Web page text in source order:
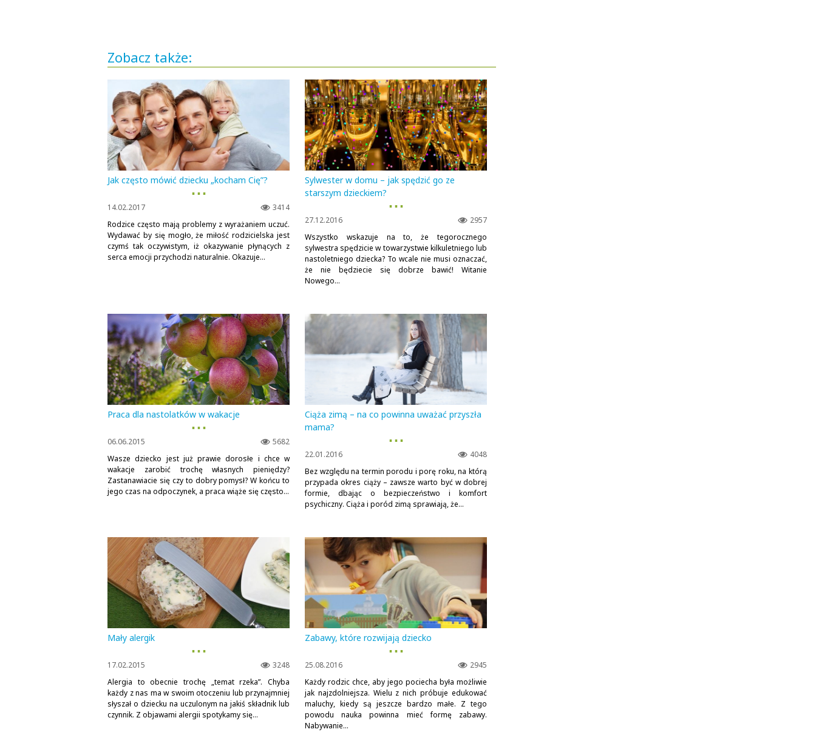
Zobacz także:
Jak często mówić dziecku „kocham Cię”?
▪ ▪ ▪
3414
14.02.2017
Rodzice często mają problemy z wyrażaniem uczuć.
Wydawać by się mogło, że miłość rodzicielska jest
czymś tak oczywistym, iż okazywanie płynących z
serca emocji przychodzi naturalnie. Okazuje...
Sylwester w domu – jak spędzić go ze
starszym dzieckiem?
▪ ▪ ▪
2957
27.12.2016
Wszystko wskazuje na to, że tegorocznego
sylwestra spędzicie w towarzystwie kilkuletniego lub
nastoletniego dziecka? To wcale nie musi oznaczać,
że nie będziecie się dobrze bawić! Witanie
Nowego...
Praca dla nastolatków w wakacje
▪ ▪ ▪
5682
06.06.2015
Wasze dziecko jest już prawie dorosłe i chce w
wakacje zarobić trochę własnych pieniędzy?
Zastanawiacie się czy to dobry pomysł? W końcu to
jego czas na odpoczynek, a praca wiąże się często...
Ciąża zimą – na co powinna uważać przyszła
mama?
▪ ▪ ▪
4048
22.01.2016
Bez względu na termin porodu i porę roku, na którą
przypada okres ciąży – zawsze warto być w dobrej
formie, dbając o bezpieczeństwo i komfort
psychiczny. Ciąża i poród zimą sprawiają, że...
Mały alergik
▪ ▪ ▪
3248
17.02.2015
Alergia to obecnie trochę „temat rzeka”. Chyba
każdy z nas ma w swoim otoczeniu lub przynajmniej
słyszał o dziecku na uczulonym na jakiś składnik lub
czynnik. Z objawami alergii spotykamy się...
Zabawy, które rozwijają dziecko
▪ ▪ ▪
2945
25.08.2016
Każdy rodzic chce, aby jego pociecha była możliwie
jak najzdolniejsza. Wielu z nich próbuje edukować
maluchy, kiedy są jeszcze bardzo małe. Z tego
powodu nauka powinna mieć formę zabawy.
Nabywanie...